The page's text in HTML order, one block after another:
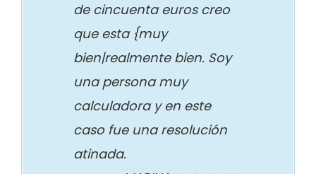
de cincuenta euros creo
que esta {muy
bien|realmente bien. Soy
una persona muy
calculadora y en este
caso fue una resolución
atinada.